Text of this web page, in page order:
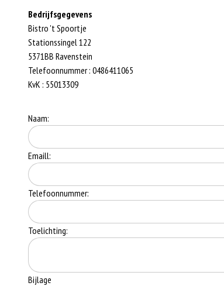
Bedrijfsgegevens
Bistro 't Spoortje
Stationssingel 122
5371BB Ravenstein
Telefoonnummer : 0486411065
KvK : 55013309
Naam:
Emaill:
Telefoonnummer:
Toelichting:
Bijlage